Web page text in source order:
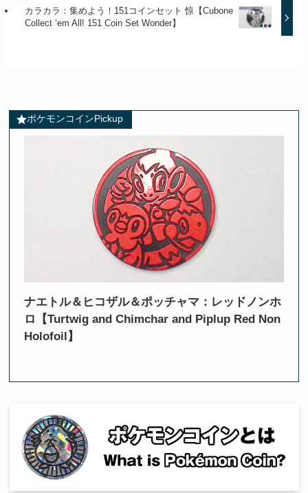
カラカラ：集めよう！151コインセット 惊【Cubone
Collect ‘em All! 151 Coin Set Wonder】
ポケモンコインPickup
ナエトル＆ヒコザル＆ポッチャマ：レッドノンホ
ロ【Turtwig and Chimchar and Piplup Red Non
Holofoil】